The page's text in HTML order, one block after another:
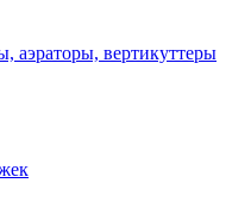
аэраторы, вертикуттеры